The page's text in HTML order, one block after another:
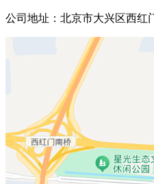
公司地址：北京市大兴区西红